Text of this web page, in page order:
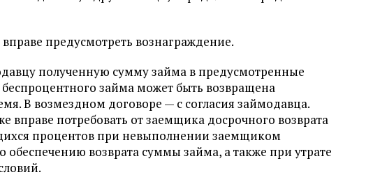
предусмотреть вознаграждение.
полученную сумму займа в предусмотренные
займа может быть возвращена
В возмездном договоре — с согласия займодавца.
вправе потребовать от заемщика досрочного возврата
процентов при невыполнении заемщиком
возврата суммы займа, а также при утрате